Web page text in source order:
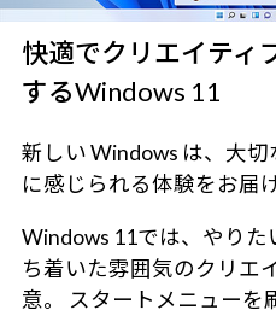
快適でクリエイティ
するWindows 11
新しい Windows は、大
に感じられる体験をお届
Windows 11では、やり
ち着いた雰囲気のクリエ
意。 スタートメニューを